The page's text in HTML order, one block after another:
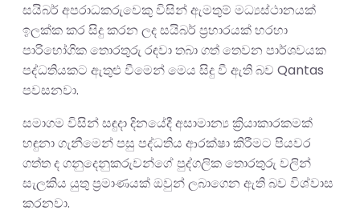
සයිබර් අපරාධකරුවෙකු විසින් ඇමතුම් මධ්‍යස්ථානයක්
ඉලක්ක කර සිදු කරන ලද සයිබර් ප්‍රහාරයක් හරහා
පාරිභෝගික තොරතුරු රඳවා තබා ගත් තෙවන පාර්ශවයක
පද්ධතියකට ඇතුළු වීමෙන් මෙය සිදු වී ඇති බව Qantas
පවසනවා.
සමාගම විසින් සඳුදා දිනයේදී අසාමාන්‍ය ක්‍රියාකාරකමක්
හඳුනා ගැනීමෙන් පසු පද්ධතිය ආරක්ෂා කිරීමට පියවර
ගත්ත ද ගනුදෙනුකරුවන්ගේ පුද්ගලික තොරතුරු වලින්
සැලකිය යුතු ප්‍රමාණයක් ඔවුන් ලබාගෙන ඇති බව විශ්වාස
කරනවා.